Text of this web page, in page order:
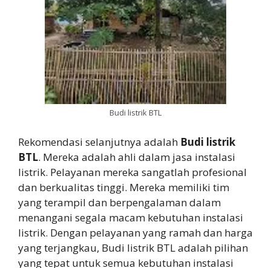
Budi listrik BTL
Rekomendasi selanjutnya adalah Budi listrik
BTL. Mereka adalah ahli dalam jasa instalasi
listrik. Pelayanan mereka sangatlah profesional
dan berkualitas tinggi. Mereka memiliki tim
yang terampil dan berpengalaman dalam
menangani segala macam kebutuhan instalasi
listrik. Dengan pelayanan yang ramah dan harga
yang terjangkau, Budi listrik BTL adalah pilihan
yang tepat untuk semua kebutuhan instalasi